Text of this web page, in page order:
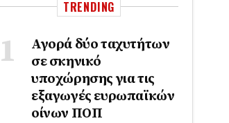
TRENDING
Αγορά δύο ταχυτήτων
σε σκηνικό
υποχώρησης για τις
εξαγωγές ευρωπαϊκών
οίνων ΠΟΠ